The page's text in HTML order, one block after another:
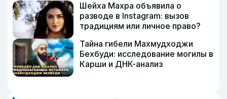
был шестым министром внутренних дел страны. «Дарё»
рассказывает о лицах, руководивших системой
внутренних дел в годы независимости, и их деяниях,
оставшихся в памяти общественности.
Шейха Махра объявила о
разводе в Instagram: вызов
традициям или личное право?
Тайна гибели Махмудходжи
Бехбуди: исследование могилы в
Карши и ДНК-анализ